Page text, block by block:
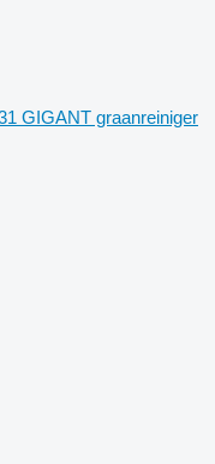
GIGANT graanreiniger